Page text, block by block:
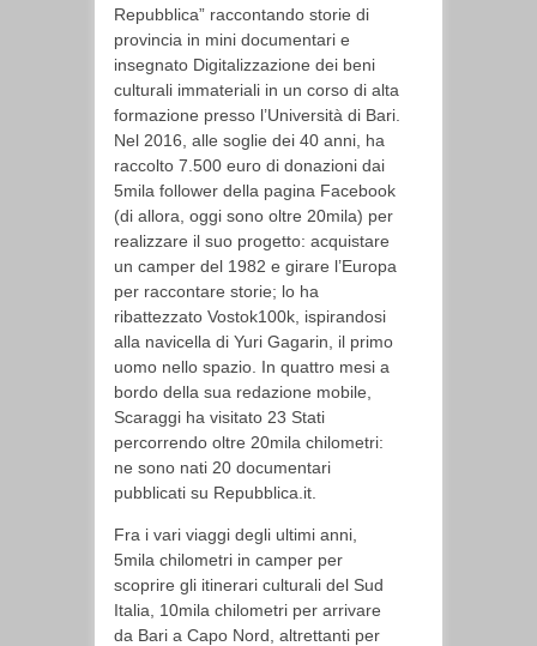
Repubblica” raccontando storie di
provincia in mini documentari e
insegnato Digitalizzazione dei beni
culturali immateriali in un corso di alta
formazione presso l’Università di Bari.
Nel 2016, alle soglie dei 40 anni, ha
raccolto 7.500 euro di donazioni dai
5mila follower della pagina Facebook
(di allora, oggi sono oltre 20mila) per
realizzare il suo progetto: acquistare
un camper del 1982 e girare l’Europa
per raccontare storie; lo ha
ribattezzato Vostok100k, ispirandosi
alla navicella di Yuri Gagarin, il primo
uomo nello spazio. In quattro mesi a
bordo della sua redazione mobile,
Scaraggi ha visitato 23 Stati
percorrendo oltre 20mila chilometri:
ne sono nati 20 documentari
pubblicati su Repubblica.it.
Fra i vari viaggi degli ultimi anni,
5mila chilometri in camper per
scoprire gli itinerari culturali del Sud
Italia, 10mila chilometri per arrivare
da Bari a Capo Nord, altrettanti per